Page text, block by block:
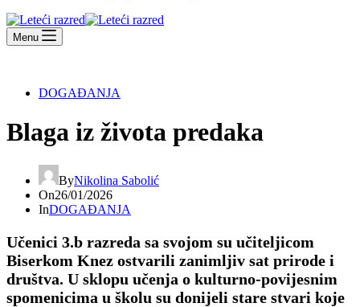
Menu
DOGAĐANJA
Blaga iz života predaka
ByNikolina Sabolić
On26/01/2026
InDOGAĐANJA
Učenici 3.b razreda sa svojom su učiteljicom
Biserkom Knez ostvarili zanimljiv sat prirode i
društva. U sklopu učenja o kulturno-povijesnim
spomenicima u školu su donijeli stare stvari koje